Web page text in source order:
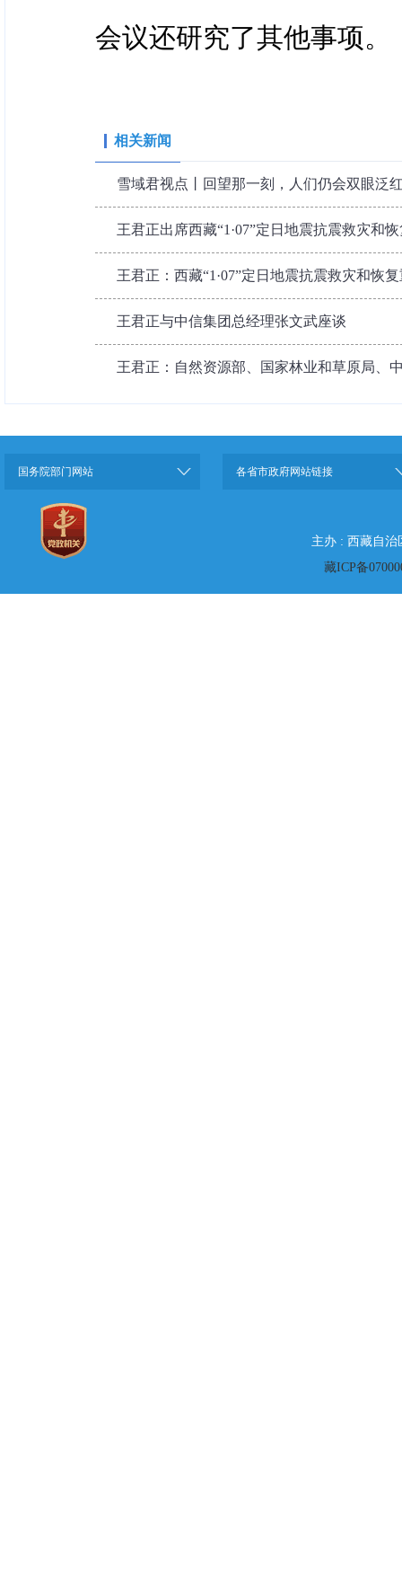
会议还研究了其他事项。
相关新闻
雪域君视点丨回望那一刻，人们仍会双眼泛
王君正出席西藏“1·07”定日地震抗震救灾和
王君正：西藏“1·07”定日地震抗震救灾和恢
王君正与中信集团总经理张文武座谈
王君正：自然资源部、国家林业和草原局、
国务院部门网站 各省市政府网站链接
主办 : 西藏自治
藏ICP备